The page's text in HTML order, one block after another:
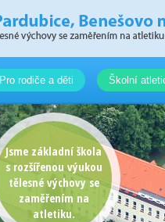
Pro rodiče a děti Školní
Jsme základní škola
s rozšířenou výukou
tělesné výchovy se
zaměřením na
atletiku.